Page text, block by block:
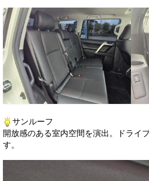
サンルーフ
開放感のある室内空間を演出。ドライ
す。